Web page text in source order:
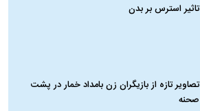
تاثیر استرس بر بدن
تصاویر تازه از بازیگران زن بامداد خمار در پشت
صحنه